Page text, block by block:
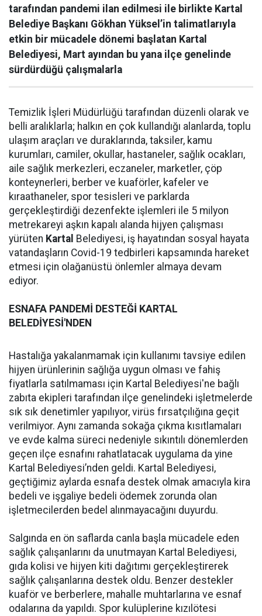
tarafından pandemi ilan edilmesi ile birlikte Kartal
Belediye Başkanı Gökhan Yüksel’in talimatlarıyla
etkin bir mücadele dönemi başlatan Kartal
Belediyesi, Mart ayından bu yana ilçe genelinde
sürdürdüğü çalışmalarla
Temizlik İşleri Müdürlüğü tarafından düzenli olarak ve
belli aralıklarla; halkın en çok kullandığı alanlarda, toplu
ulaşım araçları ve duraklarında, taksiler, kamu
kurumları, camiler, okullar, hastaneler, sağlık ocakları,
aile sağlık merkezleri, eczaneler, marketler, çöp
konteynerleri, berber ve kuaförler, kafeler ve
kıraathaneler, spor tesisleri ve parklarda
gerçekleştirdiği dezenfekte işlemleri ile 5 milyon
metrekareyi aşkın kapalı alanda hijyen çalışması
yürüten Kartal Belediyesi, iş hayatından sosyal hayata
vatandaşların Covid-19 tedbirleri kapsamında hareket
etmesi için olağanüstü önlemler almaya devam
ediyor.
ESNAFA PANDEMİ DESTEĞİ KARTAL
BELEDİYESİ'NDEN
Hastalığa yakalanmamak için kullanımı tavsiye edilen
hijyen ürünlerinin sağlığa uygun olması ve fahiş
fiyatlarla satılmaması için Kartal Belediyesi'ne bağlı
zabıta ekipleri tarafından ilçe genelindeki işletmelerde
sık sık denetimler yapılıyor, virüs fırsatçılığına geçit
verilmiyor. Aynı zamanda sokağa çıkma kısıtlamaları
ve evde kalma süreci nedeniyle sıkıntılı dönemlerden
geçen ilçe esnafını rahatlatacak uygulama da yine
Kartal Belediyesi’nden geldi. Kartal Belediyesi,
geçtiğimiz aylarda esnafa destek olmak amacıyla kira
bedeli ve işgaliye bedeli ödemek zorunda olan
işletmecilerden bedel alınmayacağını duyurdu.
Salgında en ön saflarda canla başla mücadele eden
sağlık çalışanlarını da unutmayan Kartal Belediyesi,
gıda kolisi ve hijyen kiti dağıtımı gerçekleştirerek
sağlık çalışanlarına destek oldu. Benzer destekler
kuaför ve berberlere, mahalle muhtarlarına ve esnaf
odalarına da yapıldı. Spor kulüplerine kızılötesi